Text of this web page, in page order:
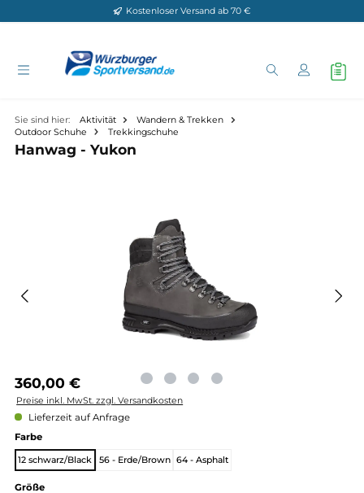
Zum Hauptinhalt springenKostenloser Versand ab 70 €
Sie sind hier: Aktivität
Wandern & Trekken
Outdoor Schuhe
Trekkingschuhe
Bildergalerie überspringen
Regulärer Preis:
360,00 €
Lieferzeit auf Anfrage
Farbe